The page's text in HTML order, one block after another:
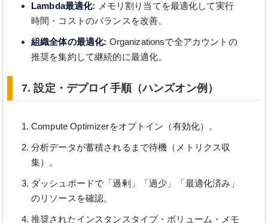
Lambda最適化: メモリ割り当てを最適化して実行
時間・コストのバランスを改善。
組織全体の最適化: Organizationsで全アカウントの
推奨を集約して継続的に最適化。
7. 設定・デプロイ手順（ハンズオン例）
Compute Optimizerをオプトイン（有効化）。
分析データが蓄積されるまで待機（メトリクス収
集）。
ダッシュボードで「過剰」「過少」「最適化済み」
のリソースを確認。
推奨されたインスタンスタイプ・ボリューム・メモ